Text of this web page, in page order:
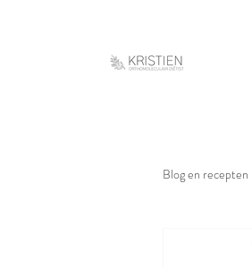
Blog en recepten